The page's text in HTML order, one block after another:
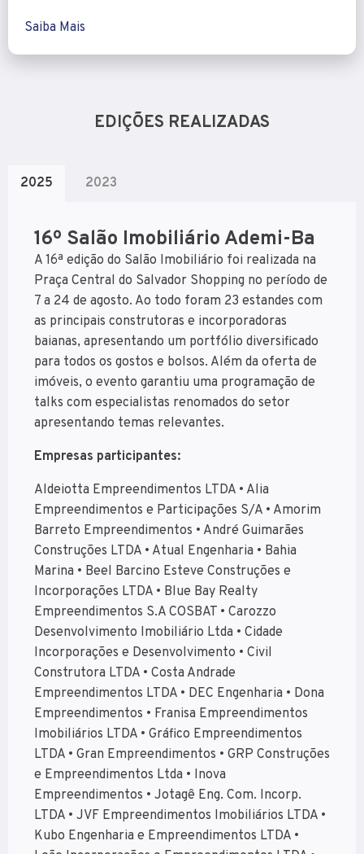
Saiba Mais
EDIÇÕES REALIZADAS
2025 2023
16º Salão Imobiliário Ademi-Ba
A 16ª edição do Salão Imobiliário foi realizada na
Praça Central do Salvador Shopping no período de
7 a 24 de agosto. Ao todo foram 23 estandes com
as principais construtoras e incorporadoras
baianas, apresentando um portfólio diversificado
para todos os gostos e bolsos. Além da oferta de
imóveis, o evento garantiu uma programação de
talks com especialistas renomados do setor
apresentando temas relevantes.
Empresas participantes:
Aldeiotta Empreendimentos LTDA • Alia
Empreendimentos e Participações S/A • Amorim
Barreto Empreendimentos • André Guimarães
Construções LTDA • Atual Engenharia • Bahia
Marina • Beel Barcino Esteve Construções e
Incorporações LTDA • Blue Bay Realty
Empreendimentos S.A COSBAT • Carozzo
Desenvolvimento Imobiliário Ltda • Cidade
Incorporações e Desenvolvimento • Civil
Construtora LTDA • Costa Andrade
Empreendimentos LTDA • DEC Engenharia • Dona
Empreendimentos • Franisa Empreendimentos
Imobiliários LTDA • Gráfico Empreendimentos
LTDA • Gran Empreendimentos • GRP Construções
e Empreendimentos Ltda • Inova
Empreendimentos • Jotagê Eng. Com. Incorp.
LTDA • JVF Empreendimentos Imobiliários LTDA •
Kubo Engenharia e Empreendimentos LTDA •